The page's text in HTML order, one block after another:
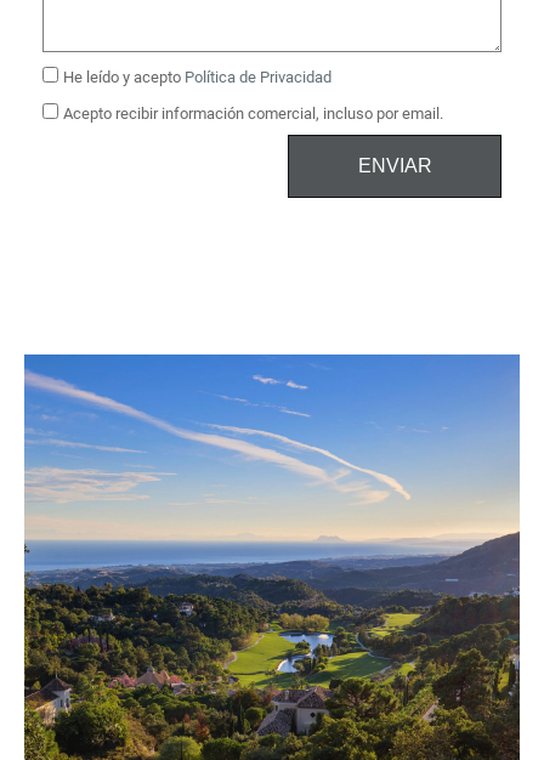
He leído y acepto Política de Privacidad
Acepto recibir información comercial, incluso por email.
ENVIAR